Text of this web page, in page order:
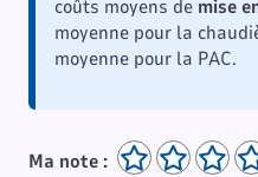
coûts moyens de mise
moyenne pour la
moyenne pour la PAC.
Ma note :